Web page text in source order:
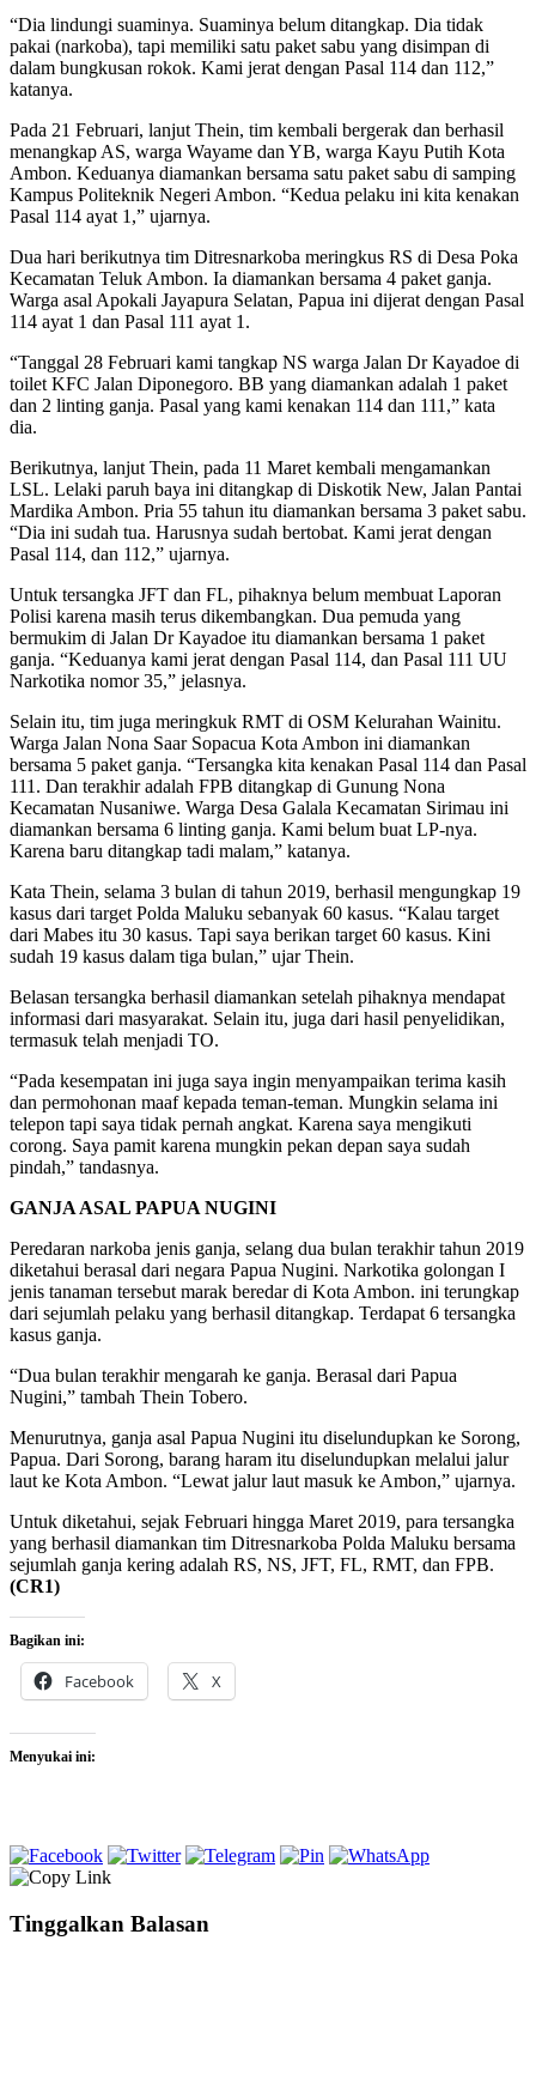
“Dia lindungi suaminya. Suaminya belum ditangkap. Dia tidak
pakai (narkoba), tapi memiliki satu paket sabu yang disimpan di
dalam bungkusan rokok. Kami jerat dengan Pasal 114 dan 112,”
katanya.
Pada 21 Februari, lanjut Thein, tim kembali bergerak dan berhasil
menangkap AS, warga Wayame dan YB, warga Kayu Putih Kota
Ambon. Keduanya diamankan bersama satu paket sabu di samping
Kampus Politeknik Negeri Ambon. “Kedua pelaku ini kita kenakan
Pasal 114 ayat 1,” ujarnya.
Dua hari berikutnya tim Ditresnarkoba meringkus RS di Desa Poka
Kecamatan Teluk Ambon. Ia diamankan bersama 4 paket ganja.
Warga asal Apokali Jayapura Selatan, Papua ini dijerat dengan Pasal
114 ayat 1 dan Pasal 111 ayat 1.
“Tanggal 28 Februari kami tangkap NS warga Jalan Dr Kayadoe di
toilet KFC Jalan Diponegoro. BB yang diamankan adalah 1 paket
dan 2 linting ganja. Pasal yang kami kenakan 114 dan 111,” kata
dia.
Berikutnya, lanjut Thein, pada 11 Maret kembali mengamankan
LSL. Lelaki paruh baya ini ditangkap di Diskotik New, Jalan Pantai
Mardika Ambon. Pria 55 tahun itu diamankan bersama 3 paket sabu.
“Dia ini sudah tua. Harusnya sudah bertobat. Kami jerat dengan
Pasal 114, dan 112,” ujarnya.
Untuk tersangka JFT dan FL, pihaknya belum membuat Laporan
Polisi karena masih terus dikembangkan. Dua pemuda yang
bermukim di Jalan Dr Kayadoe itu diamankan bersama 1 paket
ganja. “Keduanya kami jerat dengan Pasal 114, dan Pasal 111 UU
Narkotika nomor 35,” jelasnya.
Selain itu, tim juga meringkuk RMT di OSM Kelurahan Wainitu.
Warga Jalan Nona Saar Sopacua Kota Ambon ini diamankan
bersama 5 paket ganja. “Tersangka kita kenakan Pasal 114 dan Pasal
111. Dan terakhir adalah FPB ditangkap di Gunung Nona
Kecamatan Nusaniwe. Warga Desa Galala Kecamatan Sirimau ini
diamankan bersama 6 linting ganja. Kami belum buat LP-nya.
Karena baru ditangkap tadi malam,” katanya.
Kata Thein, selama 3 bulan di tahun 2019, berhasil mengungkap 19
kasus dari target Polda Maluku sebanyak 60 kasus. “Kalau target
dari Mabes itu 30 kasus. Tapi saya berikan target 60 kasus. Kini
sudah 19 kasus dalam tiga bulan,” ujar Thein.
Belasan tersangka berhasil diamankan setelah pihaknya mendapat
informasi dari masyarakat. Selain itu, juga dari hasil penyelidikan,
termasuk telah menjadi TO.
“Pada kesempatan ini juga saya ingin menyampaikan terima kasih
dan permohonan maaf kepada teman-teman. Mungkin selama ini
telepon tapi saya tidak pernah angkat. Karena saya mengikuti
corong. Saya pamit karena mungkin pekan depan saya sudah
pindah,” tandasnya.
GANJA ASAL PAPUA NUGINI
Peredaran narkoba jenis ganja, selang dua bulan terakhir tahun 2019
diketahui berasal dari negara Papua Nugini. Narkotika golongan I
jenis tanaman tersebut marak beredar di Kota Ambon. ini terungkap
dari sejumlah pelaku yang berhasil ditangkap. Terdapat 6 tersangka
kasus ganja.
“Dua bulan terakhir mengarah ke ganja. Berasal dari Papua
Nugini,” tambah Thein Tobero.
Menurutnya, ganja asal Papua Nugini itu diselundupkan ke Sorong,
Papua. Dari Sorong, barang haram itu diselundupkan melalui jalur
laut ke Kota Ambon. “Lewat jalur laut masuk ke Ambon,” ujarnya.
Untuk diketahui, sejak Februari hingga Maret 2019, para tersangka
yang berhasil diamankan tim Ditresnarkoba Polda Maluku bersama
sejumlah ganja kering adalah RS, NS, JFT, FL, RMT, dan FPB.
(CR1)
Bagikan ini:
Facebook X
Menyukai ini:
Tinggalkan Balasan